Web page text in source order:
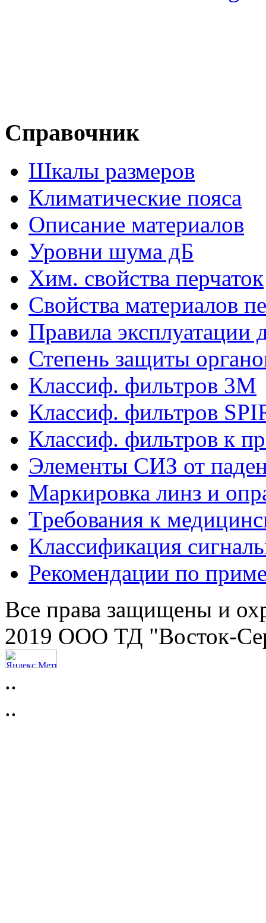
Справочник
Шкалы размеров
Климатические пояса
Описание материалов
Уровни шума дБ
Хим. свойства перчаток
Свойства материалов
Правила эксплуатации
Степень защиты
Классиф. фильтров 3М
Классиф. фильтров
Классиф. фильтров к
Элементы СИЗ от
Маркировка линз и
Требования к
Классификация
Рекомендации по
Все права защищены и
2019 ООО ТД "Восток-
..
..